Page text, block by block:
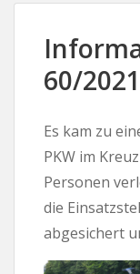
60/2021
Es kam zu
PKW im
Personen
die
abgesichert